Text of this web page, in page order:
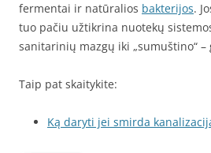
fermentai ir natūralios bakterijos.
tuo pačiu užtikrina nuotekų
sanitarinių mazgų iki „sumuštino“ –
Taip pat skaitykite:
Ką daryti jei smirda